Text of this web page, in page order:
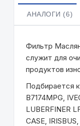
АНАЛОГИ (6)
Фильтр
служит для
продуктов
Подбирается
B7174MPG,
LUBERFINER
CASE,